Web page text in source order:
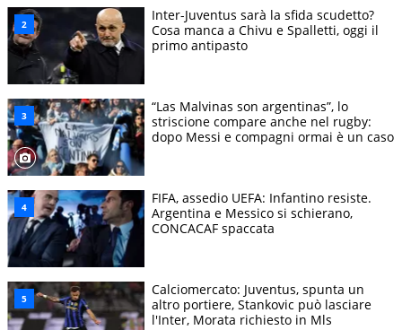
Inter-Juventus sarà la sfida scudetto?
Cosa manca a Chivu e Spalletti, oggi il
primo antipasto
“Las Malvinas son argentinas”, lo
striscione compare anche nel rugby:
dopo Messi e compagni ormai è un caso
FIFA, assedio UEFA: Infantino resiste.
Argentina e Messico si schierano,
CONCACAF spaccata
Calciomercato: Juventus, spunta un
altro portiere, Stankovic può lasciare
l'Inter, Morata richiesto in Mls